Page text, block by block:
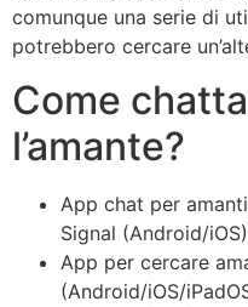
comunque una serie di
potrebbero cercare
Come
l’amante?
App chat per
Signal (Android/
App per cercare
(Android/iOS/